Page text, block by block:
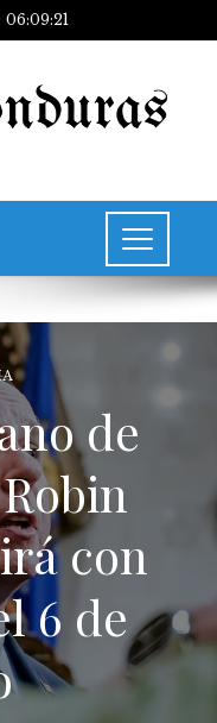
06:09:21
de
con
6 de